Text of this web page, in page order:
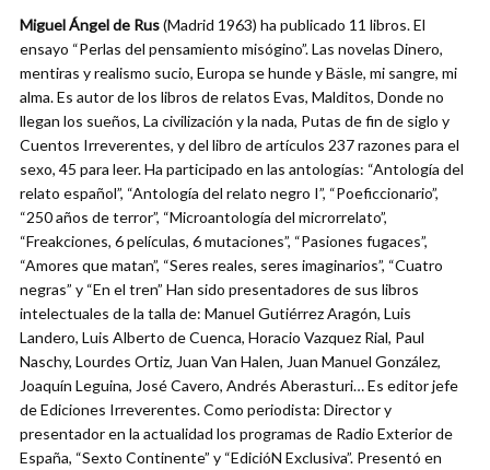
Miguel Ángel de Rus(Madrid 1963) ha publicado 11 libros. El
ensayo “Perlas del pensamiento misógino”. Las novelas Dinero,
mentiras y realismo sucio, Europa se hunde y Bäsle, mi sangre, mi
alma. Es autor de los libros de relatos Evas, Malditos, Donde no
llegan los sueños, La civilización y la nada, Putas de fin de siglo y
Cuentos Irreverentes, y del libro de artículos 237 razones para el
sexo, 45 para leer. Ha participado en las antologías: “Antología del
relato español”, “Antología del relato negro I”, “Poeficcionario”,
“250 años de terror”, “Microantología del microrrelato”,
“Freakciones, 6 películas, 6 mutaciones”, “Pasiones fugaces”,
“Amores que matan”, “Seres reales, seres imaginarios”, “Cuatro
negras” y “En el tren” Han sido presentadores de sus libros
intelectuales de la talla de: Manuel Gutiérrez Aragón, Luis
Landero, Luis Alberto de Cuenca, Horacio Vazquez Rial, Paul
Naschy, Lourdes Ortiz, Juan Van Halen, Juan Manuel González,
Joaquín Leguina, José Cavero, Andrés Aberasturi… Es editor jefe
de Ediciones Irreverentes. Como periodista: Director y
presentador en la actualidad los programas de Radio Exterior de
España, “Sexto Continente” y “EdicióN Exclusiva”. Presentó en